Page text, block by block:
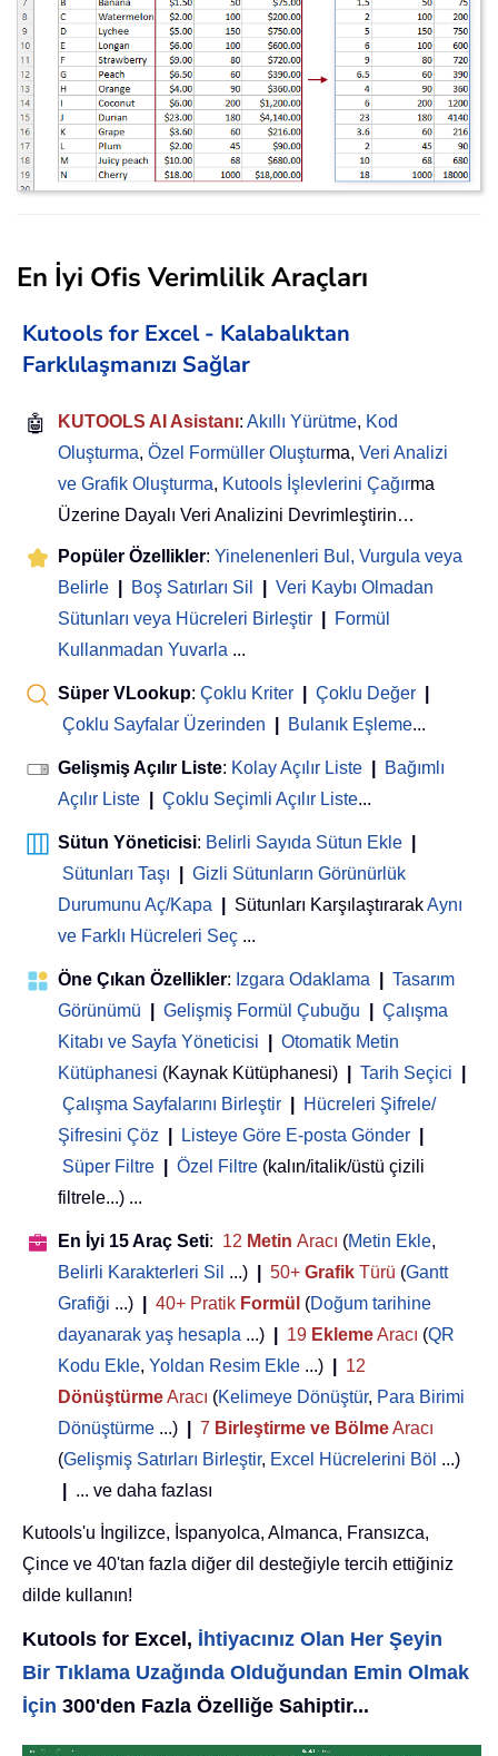
En İyi Ofis Verimlilik Araçları
Kutools for Excel - Kalabalıktan
Farklılaşmanızı Sağlar
🤖 KUTOOLS AI Asistanı: Akıllı Yürütme, Kod
Oluşturma, Özel Formüller Oluşturma, Veri Analizi
ve Grafik Oluşturma, Kutools İşlevlerini Çağırma
Üzerine Dayalı Veri Analizini Devrimleştirin…
Popüler Özellikler: Yinelenenleri Bul, Vurgula veya
Belirle
Boş Satırları Sil
Veri Kaybı Olmadan
Sütunları veya Hücreleri Birleştir
Formül
Kullanmadan Yuvarla ...
Süper VLookup: Çoklu Kriter Çoklu Değer
Çoklu Sayfalar Üzerinden
Bulanık Eşleme...
Gelişmiş Açılır Liste: Kolay Açılır Liste
Bağımlı
Açılır Liste
Çoklu Seçimli Açılır Liste...
Sütun Yöneticisi: Belirli Sayıda Sütun Ekle
Sütunları Taşı
Gizli Sütunların Görünürlük
Durumunu Aç/Kapa
Sütunları KarşılaştırarakAynı
ve Farklı Hücreleri Seç ...
Öne Çıkan Özellikler: Izgara Odaklama
Tasarım
Görünümü
Gelişmiş Formül Çubuğu
Çalışma
Kitabı ve Sayfa Yöneticisi
Otomatik Metin
Kütüphanesi (Kaynak Kütüphanesi) Tarih Seçici
Çalışma Sayfalarını Birleştir
Hücreleri Şifrele/
Şifresini Çöz
Listeye Göre E-posta Gönder
Süper Filtre
Özel Filtre (kalın/italik/üstü çizili
filtrele...) ...
En İyi 15 Araç Seti: 12 Metin Aracı (Metin Ekle,
Belirli Karakterleri Sil ...) 50+ Grafik Türü (Gantt
Grafiği ...) 40+ Pratik Formül (Doğum tarihine
dayanarak yaş hesapla ...) 19 EklemeAracı (QR
Kodu Ekle, Yoldan Resim Ekle ...)
12
DönüştürmeAracı (Kelimeye Dönüştür, Para Birimi
Dönüştürme ...) 7 Birleştirme ve BölmeAracı
(Gelişmiş Satırları Birleştir, Excel Hücrelerini Böl ...)
... ve daha fazlası
Kutools'u İngilizce, İspanyolca, Almanca, Fransızca,
Çince ve 40'tan fazla diğer dil desteğiyle tercih ettiğiniz
dilde kullanın!
Kutools for Excel, İhtiyacınız Olan Her Şeyin
Bir Tıklama Uzağında Olduğundan Emin Olmak
İçin 300'den Fazla Özelliğe Sahiptir...